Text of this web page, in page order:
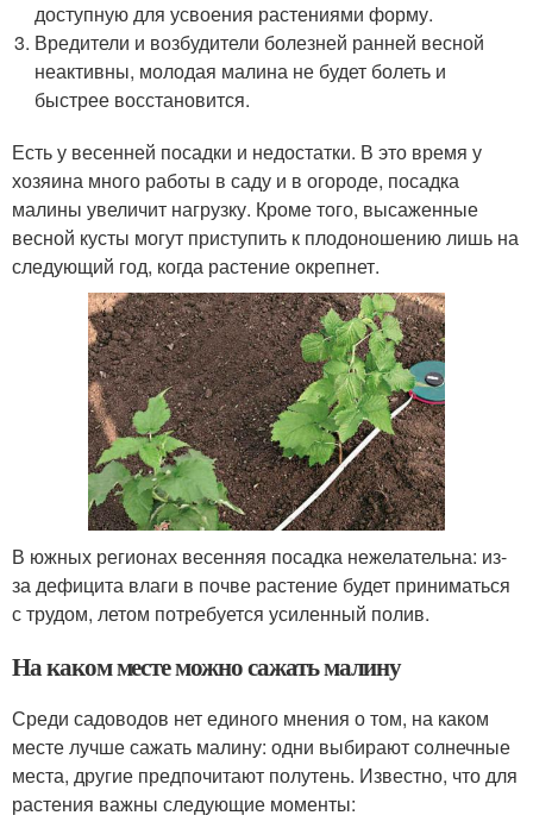
доступную для усвоения растениями форму.
Вредители и возбудители болезней ранней весной
неактивны, молодая малина не будет болеть и
быстрее восстановится.
Есть у весенней посадки и недостатки. В это время у
хозяина много работы в саду и в огороде, посадка
малины увеличит нагрузку. Кроме того, высаженные
весной кусты могут приступить к плодоношению лишь на
следующий год, когда растение окрепнет.
В южных регионах весенняя посадка нежелательна: из-
за дефицита влаги в почве растение будет приниматься
с трудом, летом потребуется усиленный полив.
На каком месте можно сажать малину
Среди садоводов нет единого мнения о том, на каком
месте лучше сажать малину: одни выбирают солнечные
места, другие предпочитают полутень. Известно, что для
растения важны следующие моменты: